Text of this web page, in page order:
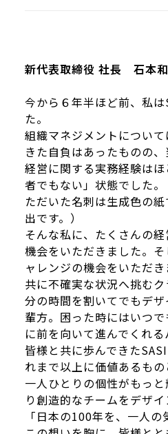
新代表取締役 社長 石本
今から６年半ほど前、私
た。
組織マネジメントについ
きた自負はあったものの
経営に関する実務経験は
者でもない」状態でした
ただいた名刺は生成色の
出です。）
そんな私に、たくさんの
機会をいただきました。
ャレンジの機会をいただき
共に不確実な状況へ挑む
分の時間を割いてでもデ
輩方。困った時にはいつ
に前を向いて進んでくれる
皆様と共に歩んできた
れまで以上に価値あるもの
一人ひとりの個性がもっ
り創造的なチームをデザイ
「日本の100年を、一人の